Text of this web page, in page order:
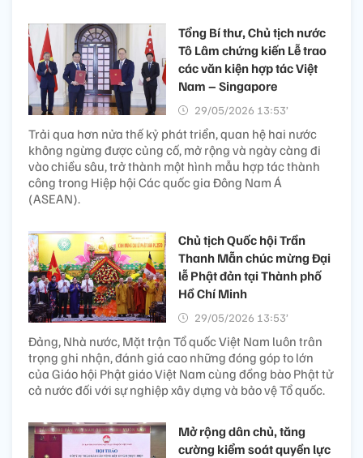
Tổng Bí thư, Chủ tịch nước
Tô Lâm chứng kiến Lễ trao
các văn kiện hợp tác Việt
Nam – Singapore
29/05/2026 13:53’
Trải qua hơn nửa thế kỷ phát triển, quan hệ hai nước
không ngừng được củng cố, mở rộng và ngày càng đi
vào chiều sâu, trở thành một hình mẫu hợp tác thành
công trong Hiệp hội Các quốc gia Đông Nam Á
(ASEAN).
Chủ tịch Quốc hội Trần
Thanh Mẫn chúc mừng Đại
lễ Phật đản tại Thành phố
Hồ Chí Minh
29/05/2026 13:53’
Đảng, Nhà nước, Mặt trận Tổ quốc Việt Nam luôn trân
trọng ghi nhận, đánh giá cao những đóng góp to lớn
của Giáo hội Phật giáo Việt Nam cùng đồng bào Phật tử
cả nước đối với sự nghiệp xây dựng và bảo vệ Tổ quốc.
Mở rộng dân chủ, tăng
cường kiểm soát quyền lực